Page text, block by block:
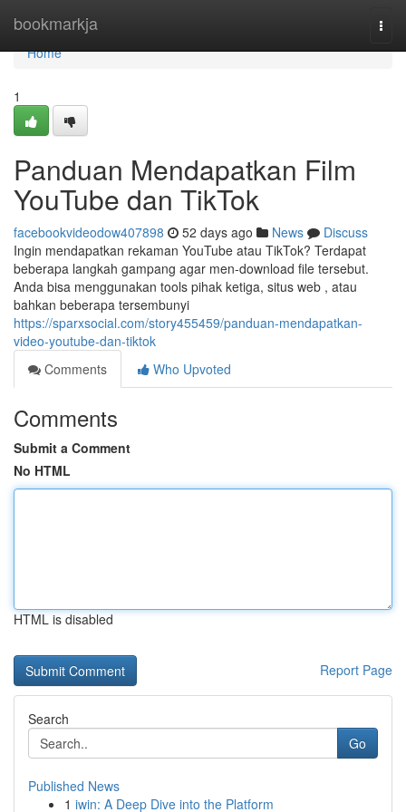
bookmarkja
Home
Home
1
Panduan Mendapatkan Film
YouTube dan TikTok
facebookvideodow407898 52 days ago News
Discuss
Ingin mendapatkan rekaman YouTube atau TikTok? Terdapat
beberapa langkah gampang agar men-download file tersebut.
Anda bisa menggunakan tools pihak ketiga, situs web , atau
bahkan beberapa tersembunyi
https://sparxsocial.com/story455459/panduan-mendapatkan-
video-youtube-dan-tiktok
Comments
Who Upvoted
Comments
Submit a Comment
No HTML
HTML is disabled
Report Page
Search
Go
Published News
1 iwin: A Deep Dive into the Platform